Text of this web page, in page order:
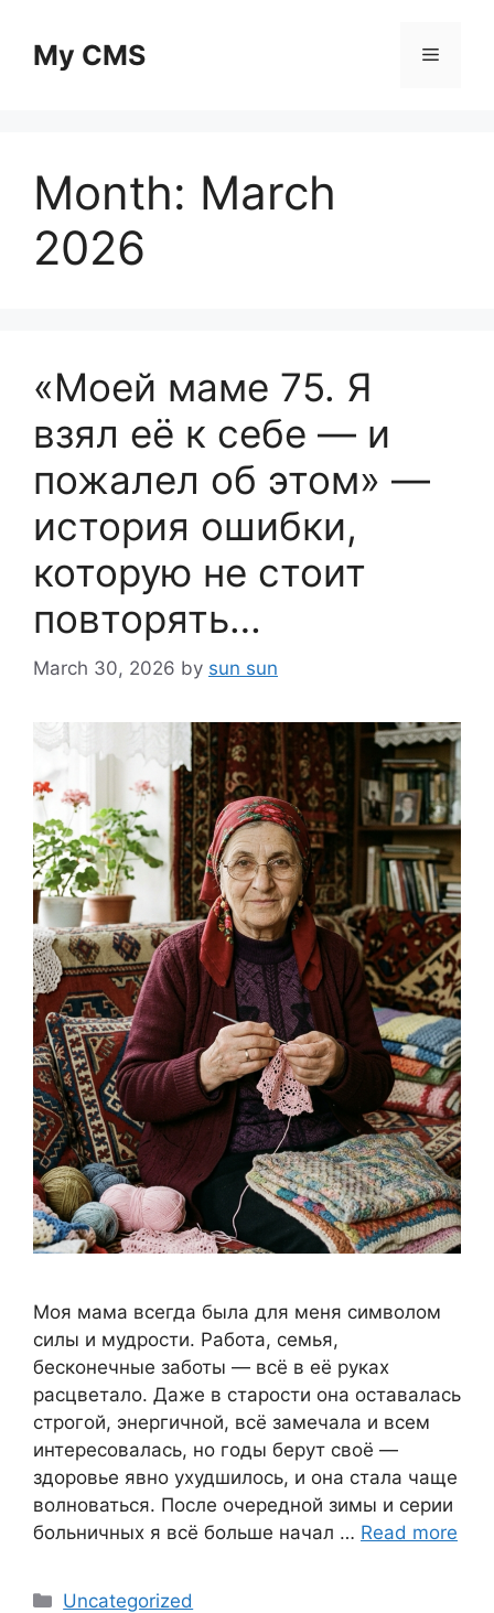
contentMy CMS Menu
Month: March
2026
«Моей маме 75. Я
взял её к себе — и
пожалел об этом» —
история ошибки,
которую не стоит
повторять…
March 30, 2026 by sun sun
Моя мама всегда была для меня символом
силы и мудрости. Работа, семья,
бесконечные заботы — всё в её руках
расцветало. Даже в старости она оставалась
строгой, энергичной, всё замечала и всем
интересовалась, но годы берут своё —
здоровье явно ухудшилось, и она стала чаще
волноваться. После очередной зимы и серии
больничных я всё больше начал … Read more
Categories
Uncategorized